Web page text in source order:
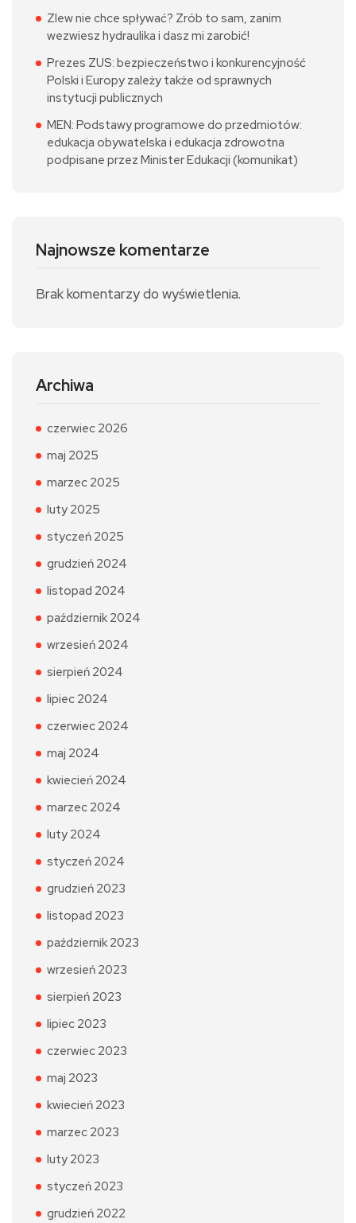
Zlew nie chce spływać? Zrób to sam, zanim
wezwiesz hydraulika i dasz mi zarobić!
Prezes ZUS: bezpieczeństwo i konkurencyjność
Polski i Europy zależy także od sprawnych
instytucji publicznych
MEN: Podstawy programowe do przedmiotów:
edukacja obywatelska i edukacja zdrowotna
podpisane przez Minister Edukacji (komunikat)
Najnowsze komentarze
Brak komentarzy do wyświetlenia.
Archiwa
czerwiec 2026
maj 2025
marzec 2025
luty 2025
styczeń 2025
grudzień 2024
listopad 2024
październik 2024
wrzesień 2024
sierpień 2024
lipiec 2024
czerwiec 2024
maj 2024
kwiecień 2024
marzec 2024
luty 2024
styczeń 2024
grudzień 2023
listopad 2023
październik 2023
wrzesień 2023
sierpień 2023
lipiec 2023
czerwiec 2023
maj 2023
kwiecień 2023
marzec 2023
luty 2023
styczeń 2023
grudzień 2022